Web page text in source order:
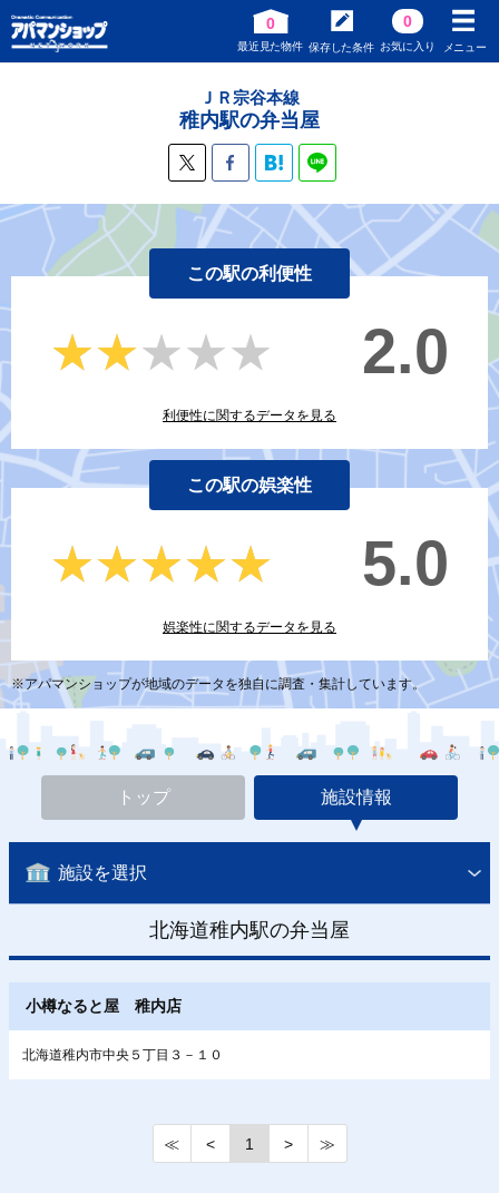
0
最近見た物件 保存した条件
0
お気に入り メニュー
ＪＲ宗谷本線
稚内駅の弁当屋
この駅の利便性
★★★★★
★★★★★ 2.0
利便性に関するデータを見る
この駅の娯楽性
★★★★★
★★★★★ 5.0
娯楽性に関するデータを見る
※アパマンショップが地域のデータを独自に調査・集計しています。
トップ 施設情報
施設を選択
北海道稚内駅の弁当屋
小樽なると屋 稚内店
北海道稚内市中央５丁目３－１０
≪ < 1 > ≫